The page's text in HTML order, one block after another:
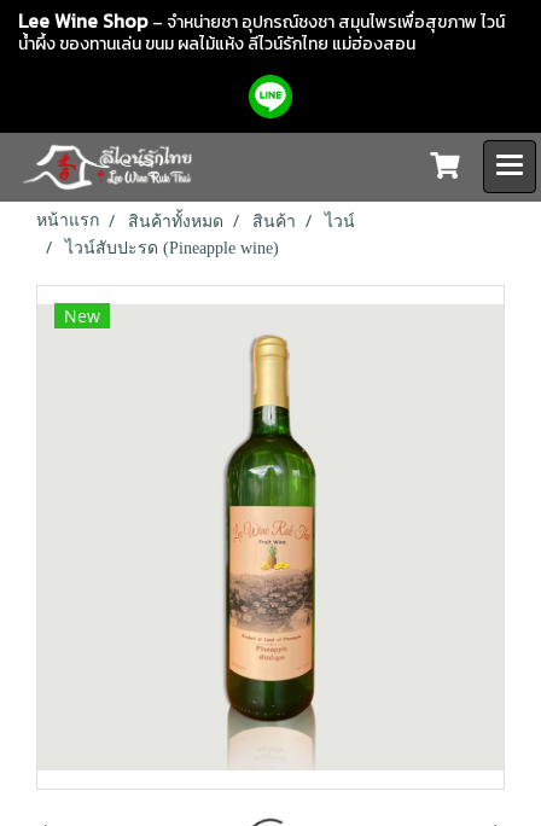
Lee Wine Shop– จำหน่ายชา อุปกรณ์ชงชา สมุนไพรเพื่อสุขภาพ ไวน์
น้ำผึ้ง ของทานเล่น ขนม ผลไม้แห้งลีไวน์รักไทย แม่ฮ่องสอน
หน้าแรก สินค้าทั้งหมด สินค้า
ไวน์
ไวน์สับปะรด (Pineapple wine)
New